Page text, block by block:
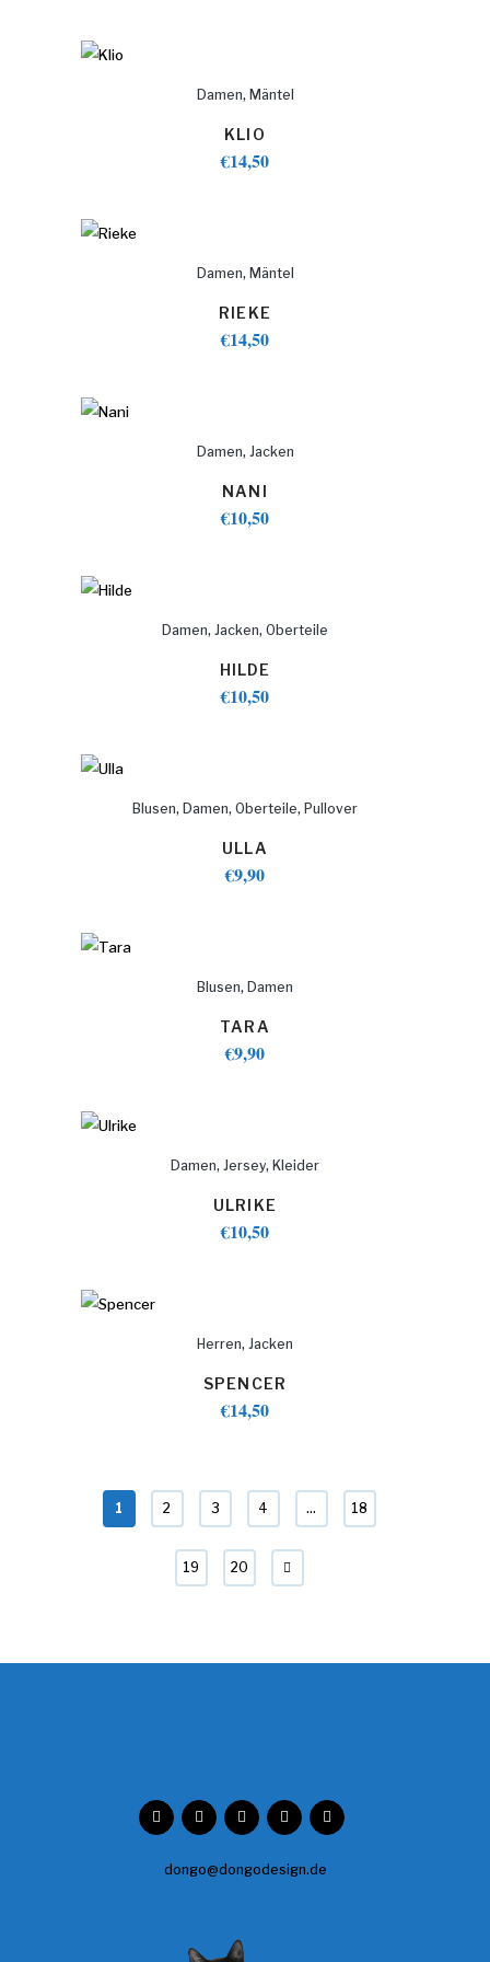
Damen, Mäntel
KLIO
€14,50
Damen, Mäntel
RIEKE
€14,50
Damen, Jacken
NANI
€10,50
Damen, Jacken, Oberteile
HILDE
€10,50
Blusen, Damen, Oberteile, Pullover
ULLA
€9,90
Blusen, Damen
TARA
€9,90
Damen, Jersey, Kleider
ULRIKE
€10,50
Herren, Jacken
SPENCER
€14,50
1 2 3 4 … 18
19 20
dongo@dongodesign.de